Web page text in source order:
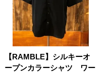
【RAMBLE】シルキーオ
ープンカラーシャツ ワー